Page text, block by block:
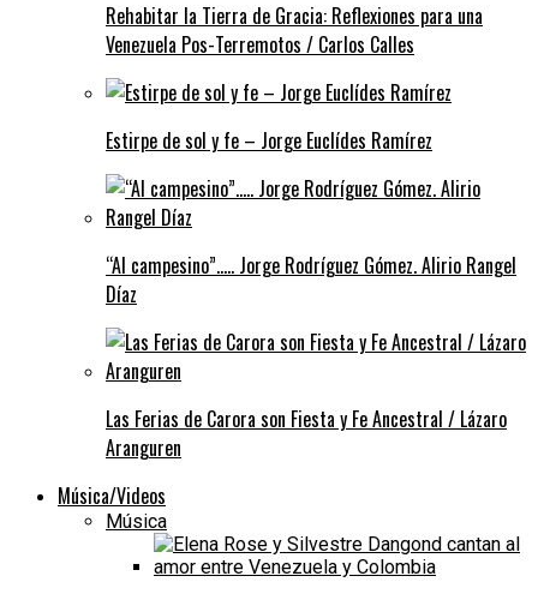
Rehabitar la Tierra de Gracia: Reflexiones para una
Venezuela Pos-Terremotos / Carlos Calles
Estirpe de sol y fe – Jorge Euclídes Ramírez
“Al campesino”….. Jorge Rodríguez Gómez. Alirio Rangel
Díaz
Las Ferias de Carora son Fiesta y Fe Ancestral / Lázaro
Aranguren
Música/Videos
Música